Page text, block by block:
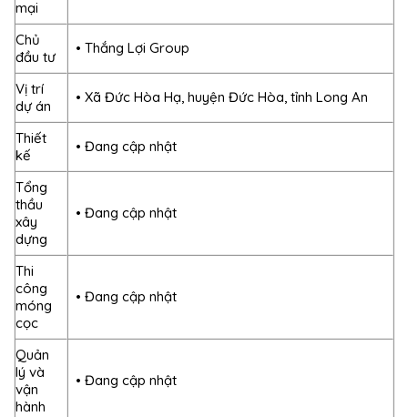
mại
Chủ
đầu tư
• Thắng Lợi Group
Vị trí
dự án
• Xã Đức Hòa Hạ, huyện Đức Hòa, tỉnh Long An
Thiết
kế
• Đang cập nhật
Tổng
thầu
xây
dựng
• Đang cập nhật
Thi
công
móng
cọc
• Đang cập nhật
Quản
lý và
vận
hành
• Đang cập nhật